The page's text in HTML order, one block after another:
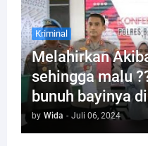
Kriminal
Melahirkan
sehingga malu
bunuh bayinya
by Wida - Juli 06, 2024